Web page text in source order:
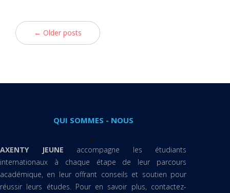
← Older posts
QUI SOMMES - NOUS
AXENTY JEUNE accompagne les étudiants
internationaux à chaque étape de leur parcours
académique, en leur offrant conseils et soutien pour
réussir leurs études. Pour en savoir plus, contactez-